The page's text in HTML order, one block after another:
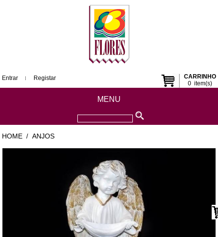
CARRINHO
0item(s)
Entrar Registar
MENU
HOME / ANJOS